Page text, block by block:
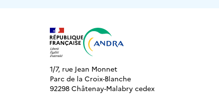
1/7, rue Jean Monnet
Parc de la Croix-Blanche
92298 Châtenay-Malabry cedex